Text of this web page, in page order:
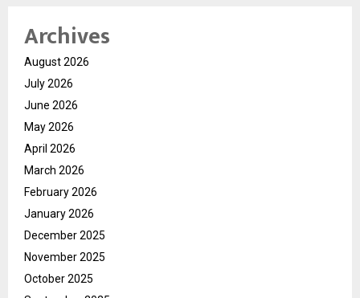
Archives
August 2026
July 2026
June 2026
May 2026
April 2026
March 2026
February 2026
January 2026
December 2025
November 2025
October 2025